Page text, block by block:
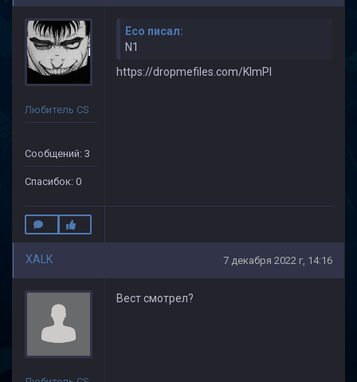
Любитель CS
Сообщений: 3
Спасибок: 0
Eco писал:
N1
https://dropmefiles.com/KlmPI
XALK 7 декабря 2022 г, 14:16
Вест смотрел?